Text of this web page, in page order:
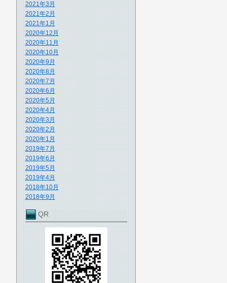
2021年3月
2021年2月
2021年1月
2020年12月
2020年11月
2020年10月
2020年9月
2020年8月
2020年7月
2020年6月
2020年5月
2020年4月
2020年3月
2020年2月
2020年1月
2019年7月
2019年6月
2019年5月
2019年4月
2018年10月
2018年9月
QR